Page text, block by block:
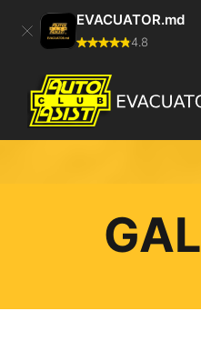
EVACUATOR.md
4.8